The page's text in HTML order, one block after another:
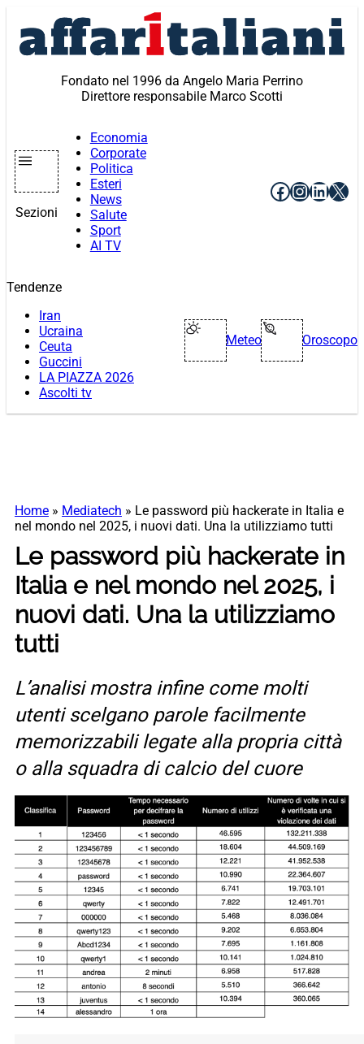
contenuto
Fondato nel 1996 da Angelo Maria Perrino
Direttore responsabile Marco Scotti
Sezioni
Economia
Corporate
Politica
Esteri
News
Salute
Sport
AI TV
Facebook
X
Tendenze
Iran
Ucraina
Ceuta
Guccini
LA PIAZZA 2026
Ascolti tv
Meteo Oroscopo
Home » Mediatech » Le password più hackerate in Italia e
nel mondo nel 2025, i nuovi dati. Una la utilizziamo tutti
Le password più hackerate in
Italia e nel mondo nel 2025, i
nuovi dati. Una la utilizziamo
tutti
L’analisi mostra infine come molti
utenti scelgano parole facilmente
memorizzabili legate alla propria città
o alla squadra di calcio del cuore